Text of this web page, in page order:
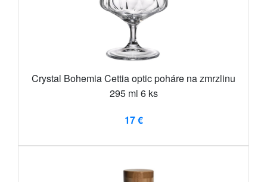
Crystal Bohemia Cettia optic poháre na zmrzlinu
295 ml 6 ks
17 €